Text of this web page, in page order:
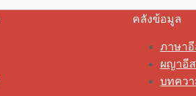
คลังข้อมูล
ภาษา
ผญาอี
บทคว